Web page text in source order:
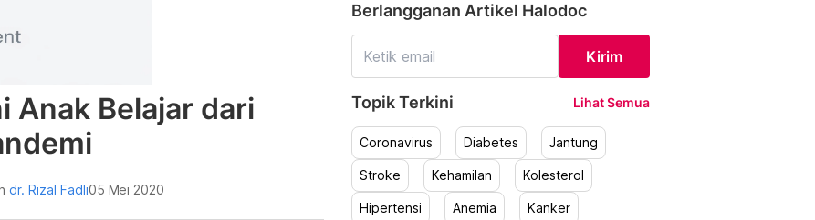
Anak Belajar dari
dr. Rizal Fadli05 Mei 2020
Berlangganan Artikel Halodoc
Kirim
Topik Terkini Lihat Semua
Coronavirus Diabetes Jantung
Stroke Kehamilan Kolesterol
Hipertensi Anemia Kanker